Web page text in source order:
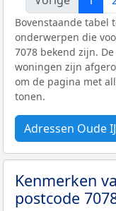
Bovenstaande tabel
onderwerpen die
7078 bekend zijn.
woningen zijn
om de pagina met
tonen.
Adressen Oude
Kenmerken
postcode